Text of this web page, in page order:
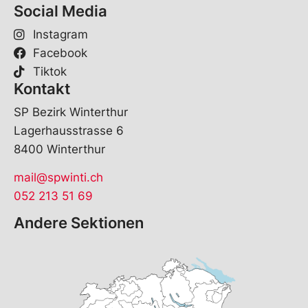
Social Media
Instagram
Facebook
Tiktok
Kontakt
SP Bezirk Winterthur
Lagerhausstrasse 6
8400 Winterthur
mail@spwinti.ch
052 213 51 69
Andere Sektionen